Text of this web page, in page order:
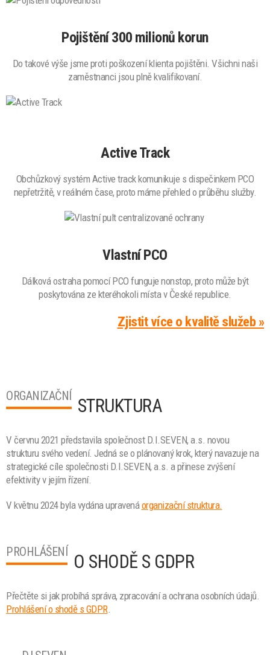
Pojištění 300 milionů korun
Do takové výše jsme proti poškození klienta pojištěni. Všichni naši
zaměstnanci jsou plně kvalifikovaní.
Active Track
Obchůzkový systém Active track komunikuje s dispečinkem PCO
nepřetržitě, v reálném čase, proto máme přehled o průběhu služby.
Vlastní PCO
Dálková ostraha pomocí PCO funguje nonstop, proto může být
poskytována ze kteréhokoli místa v České republice.
Zjistit více o kvalitě služeb »
ORGANIZAČNÍ STRUKTURA
V červnu 2021 představila společnost D.I.SEVEN, a.s. novou
strukturu svého vedení. Jedná se o plánovaný krok, který navazuje na
strategické cíle společnosti D.I.SEVEN, a.s. a přinese zvýšení
efektivity v jejím řízení.
V květnu 2024 byla vydána upravená organizační struktura.
PROHLÁŠENÍ O SHODĚ S GDPR
Přečtěte si jak probíhá správa, zpracování a ochrana osobních údajů.
Prohlášení o shodě s GDPR.